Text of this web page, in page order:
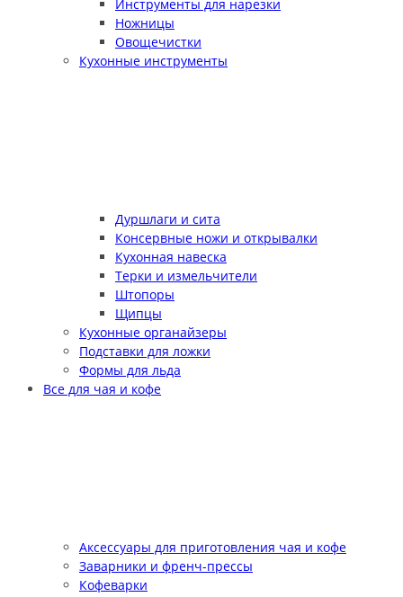
Инструменты для нарезки
Ножницы
Овощечистки
Кухонные инструменты
Дуршлаги и сита
Консервные ножи и открывалки
Кухонная навеска
Терки и измельчители
Штопоры
Щипцы
Кухонные органайзеры
Подставки для ложки
Формы для льда
Все для чая и кофе
Аксессуары для приготовления чая и кофе
Заварники и френч-прессы
Кофеварки